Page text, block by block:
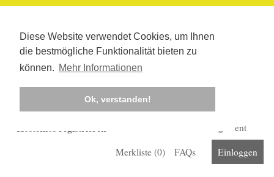
Diese Website verwendet Cookies, um Ihnen
die bestmögliche Funktionalität bieten zu
können. Mehr Informationen
Ok, verstanden!
Kostenlos registrieren
Corona-Management
Merkliste (0) FAQs Einloggen